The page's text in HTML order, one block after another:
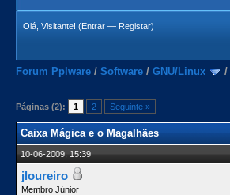
Olá, Visitante! (Entrar — Registar)
Forum Pplware / Software / GNU/Linux /
Páginas (2): 1 2 Seguinte »
Caixa Mágica e o Magalhães
10-06-2009, 15:39
jloureiro
Membro Júnior